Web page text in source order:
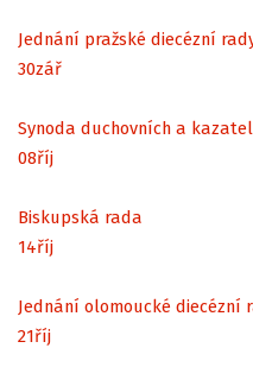
Jednání pražské diecézní
30zář
Synoda duchovních a
08říj
Biskupská rada
14říj
Jednání olomoucké diecézní
21říj